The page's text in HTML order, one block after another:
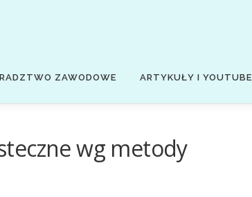
ZAWODOWE ARTYKUŁY I YOUTUBE
wg metody